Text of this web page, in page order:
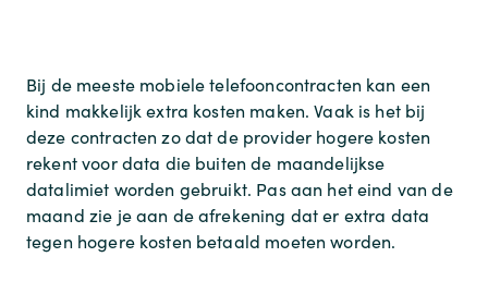
Bij de meeste mobiele telefooncontracten kan een
kind makkelijk extra kosten maken. Vaak is het bij
deze contracten zo dat de provider hogere kosten
rekent voor data die buiten de maandelijkse
datalimiet worden gebruikt. Pas aan het eind van de
maand zie je aan de afrekening dat er extra data
tegen hogere kosten betaald moeten worden.